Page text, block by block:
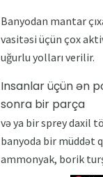
Banyodan mantar
vasitəsi üçün çox
uğurlu yolları verilir.
Insanlar üçün ən
sonra bir parça
və ya bir sprey daxil
banyoda bir müddət
ammonyak, borik